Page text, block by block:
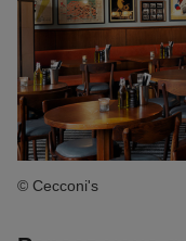
© Cecconi's